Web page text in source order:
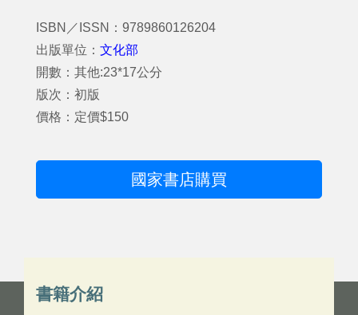
ISBN／ISSN：9789860126204
出版單位： 文化部
開數：其他:23*17公分
版次：初版
價格：定價$150
國家書店購買
書籍介紹